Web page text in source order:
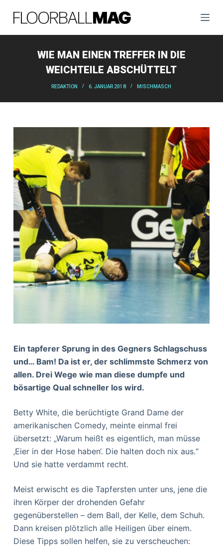
Z
u
m
l
s
n
g
e
WIE MAN EINEN TREFFER IN DIE
WEICHTEILE ABSCHÜTTELT
REDAKTION 6. JANUAR 2018 MISCHMASCH
Ein tapferer Sprung in des Gegners Schlagschuss
und… Bam! Da ist er, der schlimmste Schmerz von
allen. Drei Wege wie man diese dumpfe und
bösartige Qual schneller los wird.
Betty White, die berüchtigte Grand Dame der
amerikanischen Comedy, meinte einmal frei
übersetzt: „Warum heißt es eigentlich, man müsse
‚Eier in der Hose haben‘. Die halten doch nix aus.“
Und sie hatte verdammt recht.
Meist erwischt es die Tapfersten unter uns, jene die
ihren Körper der drohenden Gefahr
gegenüberstellen – dem Ball, der Kelle, dem Schuh.
Dann kreisen plötzlich alle Heiligen über einem.
Diese Tipps sollen helfen, sie zu verscheuchen: